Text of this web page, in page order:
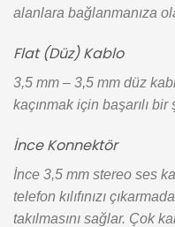
alanlara bağlanmanıza
Flat (Düz) Kablo
3,5 mm – 3,5 mm düz
kaçınmak için başarılı bir
İnce Konnektör
İnce 3,5 mm stereo ses
telefon kılıfınızı
takılmasını sağlar. Çok